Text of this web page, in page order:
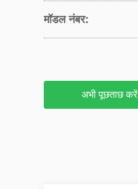
मॉडल नंबर:
अभी पूछताछ करें